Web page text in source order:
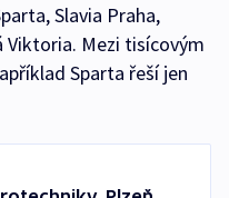
Slavia Praha,
Viktoria. Mezi tisícovým
Sparta řeší jen